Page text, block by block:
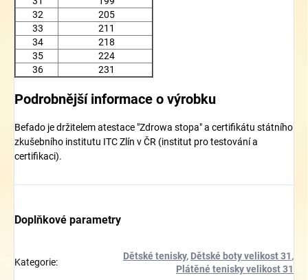
32
205
33
211
34
218
35
224
36
231
Podrobnější informace o výrobku
Befado je držitelem atestace "Zdrowa stopa" a certifikátu státního
zkušebního institutu ITC Zlín v ČR (institut pro testování a
certifikaci).
Doplňkové parametry
Kategorie:
Dětské tenisky, Dětské boty velikost 31,
Plátěné tenisky velikost 31